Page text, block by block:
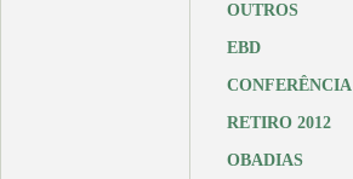
OUTROS
EBD
CONFERÊNCIA
RETIRO 2012
OBADIAS